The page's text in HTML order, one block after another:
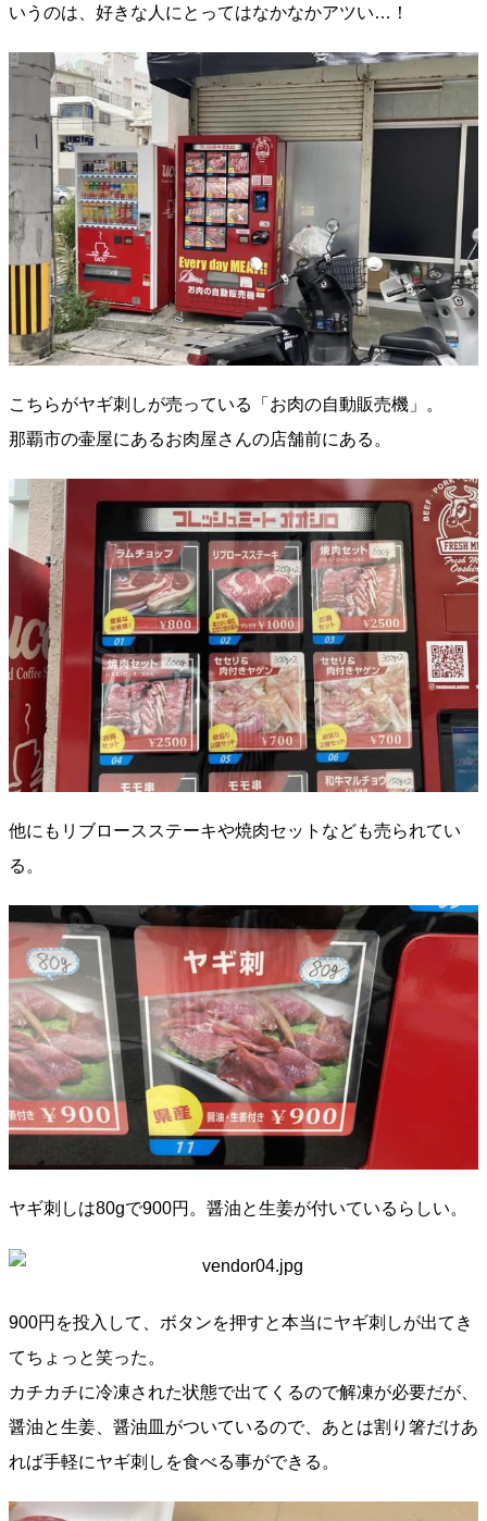
いうのは、好きな人にとってはなかなかアツい…！
こちらがヤギ刺しが売っている「お肉の自動販売機」。
那覇市の壷屋にあるお肉屋さんの店舗前にある。
他にもリブロースステーキや焼肉セットなども売られてい
る。
ヤギ刺しは80gで900円。醤油と生姜が付いているらしい。
900円を投入して、ボタンを押すと本当にヤギ刺しが出てき
てちょっと笑った。
カチカチに冷凍された状態で出てくるので解凍が必要だが、
醤油と生姜、醤油皿がついているので、あとは割り箸だけあ
れば手軽にヤギ刺しを食べる事ができる。